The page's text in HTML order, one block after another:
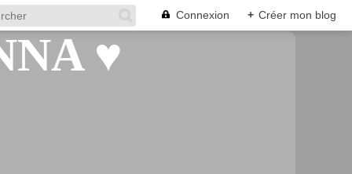
Connexion + Créer mon blog